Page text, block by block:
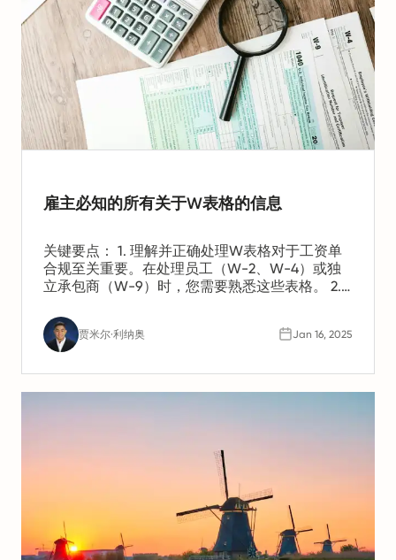
雇主必知的所有关于W表格的信息
关键要点： 1. 理解并正确处理W表格对于工资单
合规至关重要。在处理员工（W-2、W-4）或独
立承包商（W-9）时，您需要熟悉这些表格。 2.
能导致罚款。保持准确的记录并定期审核工资
单，有助于避免问题。 3. 您可以通过及时提交修
正表格来更正W表格上的错误。这确保了合规
性，并减少了IRS的审查。
贾米尔·利纳奥 Jan 16, 2025